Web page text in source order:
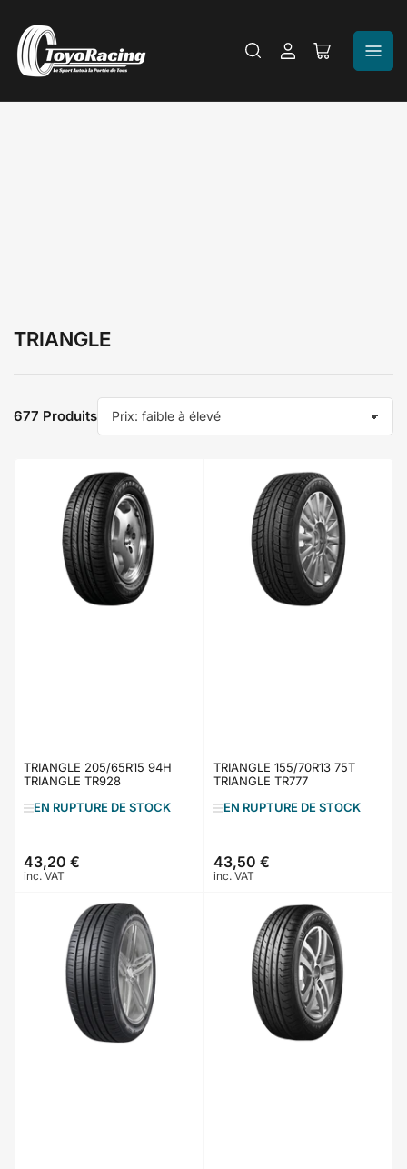
Se
Ouvrir
TRIANGLE
T
r
e
r
p
a
r
:
677 Produits
TRIANGLE 205/65R15 94H
TRIANGLE TR928
EN RUPTURE DE STOCK
Prix
43,20 €
inc. VAT
TRIANGLE 155/70R13 75T
TRIANGLE TR777
EN RUPTURE DE STOCK
Prix
43,50 €
inc. VAT